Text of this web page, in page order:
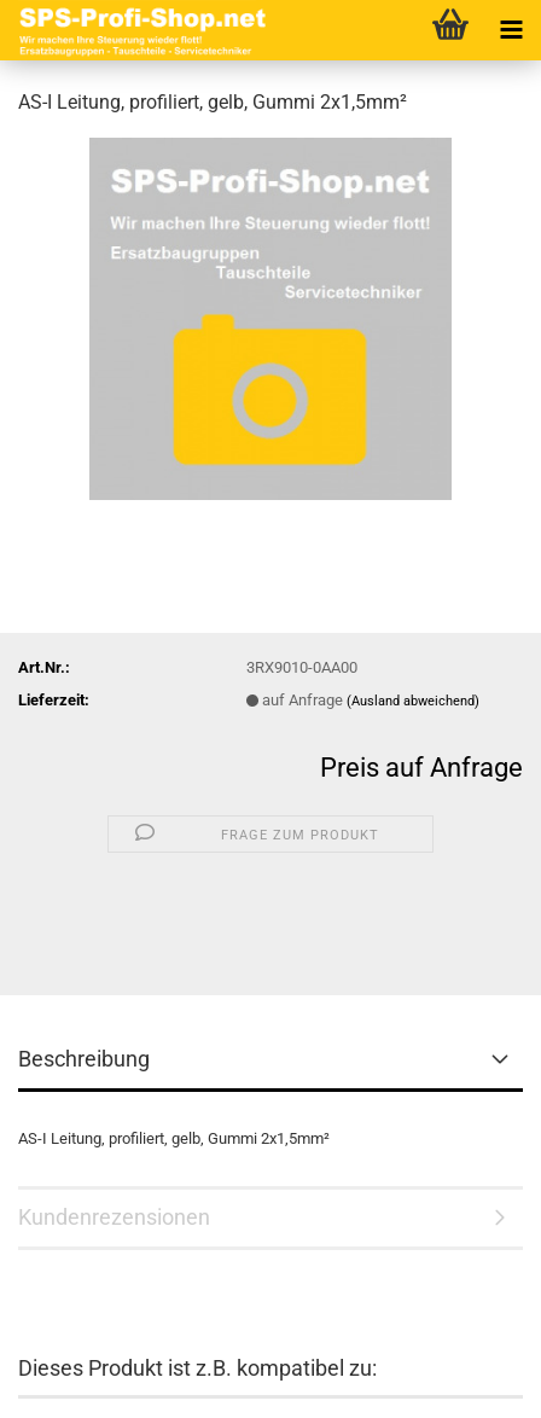
AS-I Leitung, profiliert, gelb, Gummi 2x1,5mm²
Art.Nr.:
3RX9010-0AA00
Lieferzeit:
auf Anfrage(Ausland abweichend)
Preis auf Anfrage
FRAGE ZUM PRODUKT
Beschreibung
AS-I Leitung, profiliert, gelb, Gummi 2x1,5mm²
Kundenrezensionen
Dieses Produkt ist z.B. kompatibel zu: